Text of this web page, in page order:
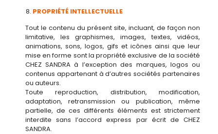
PROPRIÉTÉ INTELLECTUELLE
Tout le contenu du présent site, incluant, de façon non
limitative, les graphismes, images, textes, vidéos,
animations, sons, logos, gifs et icônes ainsi que leur
mise en forme sont la propriété exclusive de la société
CHEZ SANDRA à l’exception des marques, logos ou
contenus appartenant à d’autres sociétés partenaires
ou auteurs.
Toute reproduction, distribution, modification,
adaptation, retransmission ou publication, même
partielle, de ces différents éléments est strictement
interdite sans l’accord express par écrit de CHEZ
SANDRA.